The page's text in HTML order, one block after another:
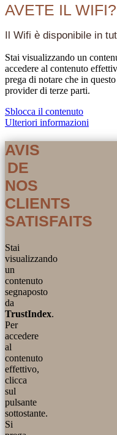
AVETE IL WIFI?
Il Wifi è disponibile in
Stai visualizzando un
accedere al contenuto
prega di notare che in
provider di terze parti.
Sblocca il contenuto
Ulteriori informazioni
AVIS
DE
NOS
CLIENTS
SATISFAITS
Stai
visualizzando
un
contenuto
segnaposto
da
TrustIndex.
Per
accedere
al
contenuto
effettivo,
clicca
sul
pulsante
sottostante.
Si